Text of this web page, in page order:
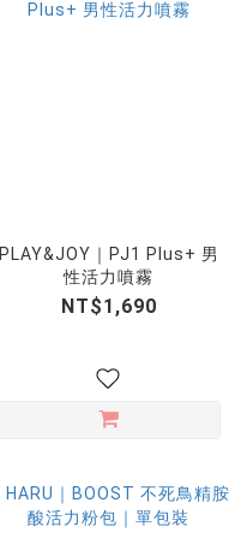
PLAY&JOY｜PJ1 Plus+ 男
性活力噴霧
NT$1,690